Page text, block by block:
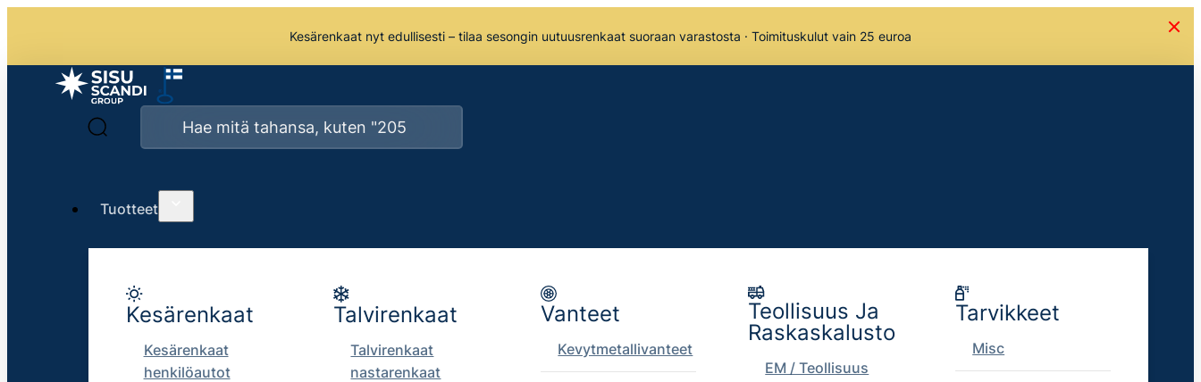
Kesärenkaat nyt edullisesti – tilaa sesongin uutuusrenkaat suoraan varastosta · Toimituskulut vain 25 euroa
Tuotteet
Kesärenkaat
Kesärenkaat
henkilöautot
Talvirenkaat
Talvirenkaat
nastarenkaat
Vanteet
Kevytmetallivanteet
Teollisuus Ja
Raskaskalusto
EM / Teollisuus
Tarvikkeet
Misc